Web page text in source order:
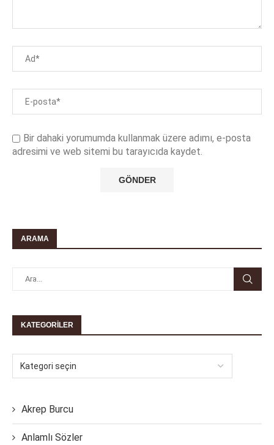
Bir dahaki yorumumda kullanmak üzere adımı, e-posta
adresimi ve web sitemi bu tarayıcıda kaydet.
ARAMA
KATEGORILER
Akrep Burcu
Anlamlı Sözler